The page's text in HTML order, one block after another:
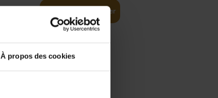
À propos des cookies
Ajouter au panier